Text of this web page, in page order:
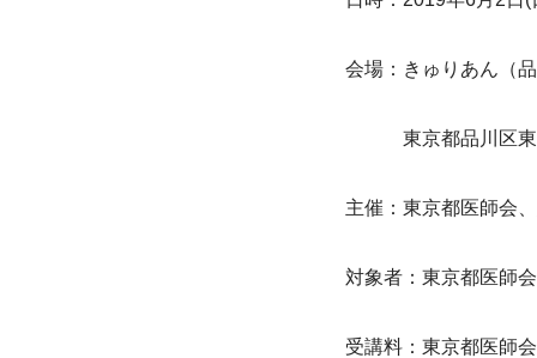
会場：きゅりあん（
東京都品川区東
主催：東京都医師会
対象者：東京都医師
受講料：東京都医師